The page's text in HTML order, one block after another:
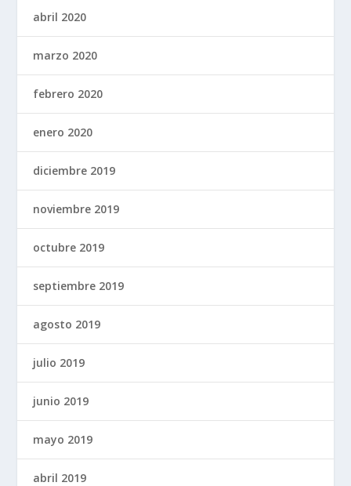
abril 2020
marzo 2020
febrero 2020
enero 2020
diciembre 2019
noviembre 2019
octubre 2019
septiembre 2019
agosto 2019
julio 2019
junio 2019
mayo 2019
abril 2019